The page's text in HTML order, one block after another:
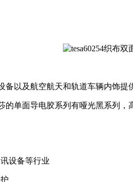
备以及航空航天和轨道车辆内饰
单面导电胶系列有哑光黑系列
设备等行业